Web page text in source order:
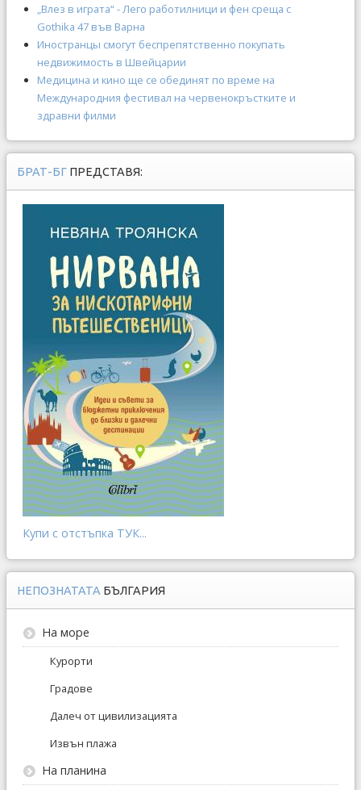
„Влез в играта“ - Лего работилници и фен среща с
Gothika 47 във Варна
Иностранцы смогут беспрепятственно покупать
недвижимость в Швейцарии
Медицина и кино ще се обединят по време на
Международния фестивал на червенокръстките и
здравни филми
БРАТ-БГ ПРЕДСТАВЯ:
Купи с отстъпка ТУК...
НЕПОЗНАТАТА БЪЛГАРИЯ
На море
Курорти
Градове
Далеч от цивилизацията
Извън плажа
На планина